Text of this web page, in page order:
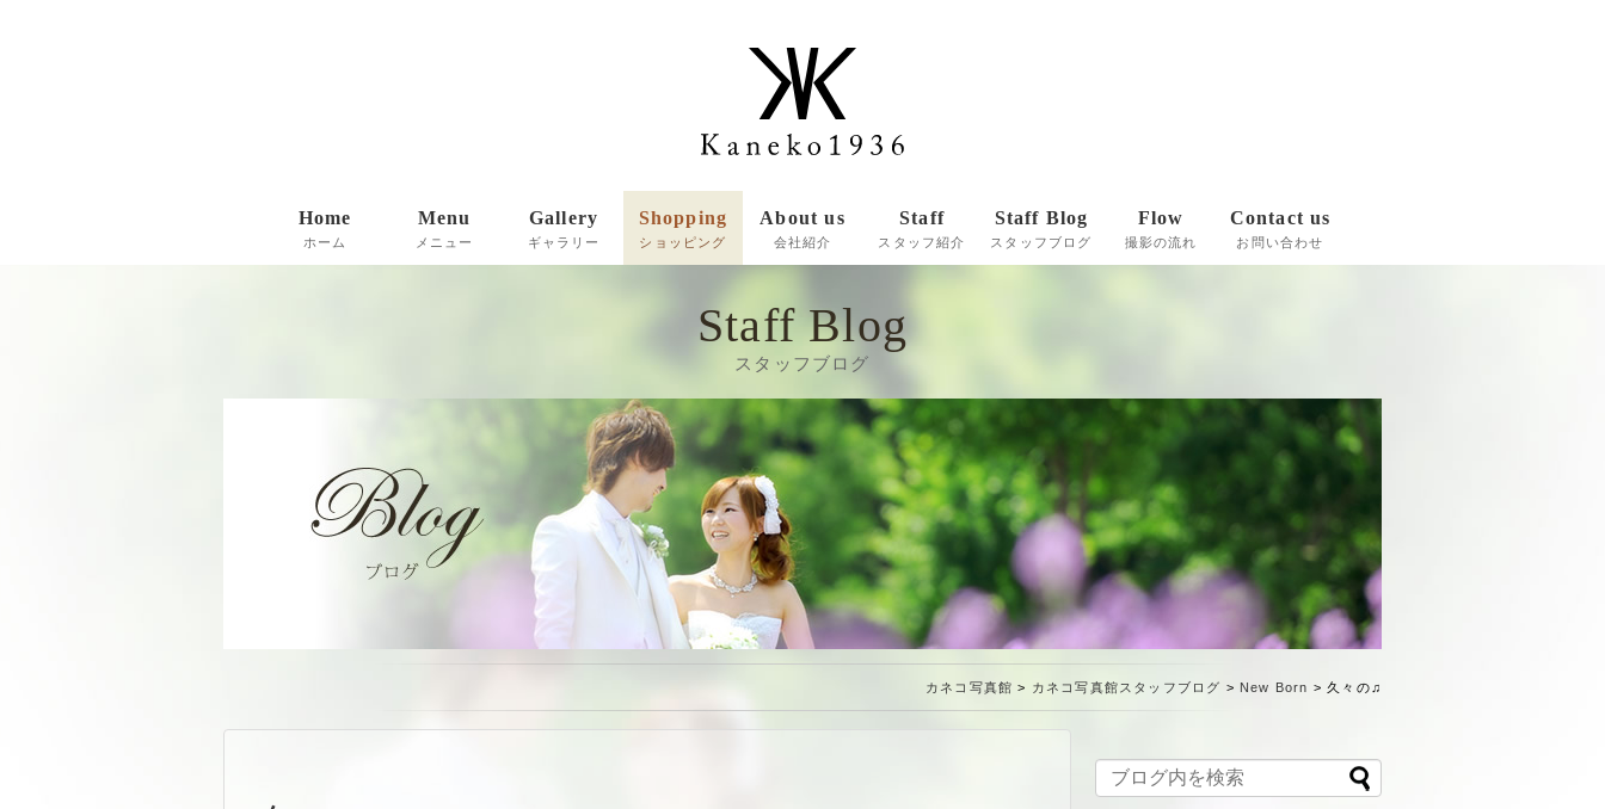
Home
ホーム
Menu
メニュー
Gallery
ギャラリー
Shopping
ショッピング
お支払い方法・送料
商品のお届けについて
特定商取引法に基づく表記
About us
会社紹介
Staff
スタッフ紹介
Staff Blog
スタッフブログ
Flow
撮影の流れ
Contact us
お問い合わせ
Staff Blog
スタッフブログ
カネコ写真館 > カネコ写真館スタッフブログ > New Born >久々の♫